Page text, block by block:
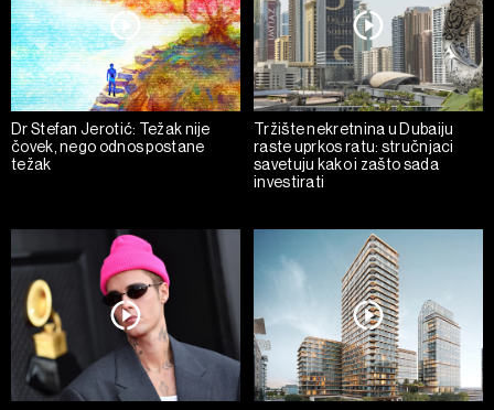
Dr Stefan Jerotić: Težak nije
čovek, nego odnos postane
težak
Tržište nekretnina u Dubaiju
raste uprkos ratu: stručnjaci
savetuju kako i zašto sada
investirati